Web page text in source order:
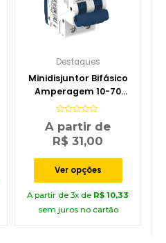
Destaques
Minidisjuntor Bifásico
Amperagem 10-70
Soprano
Avaliação
0
de
5
A partir de
R$ 31,00
Ver opções
A partir de 3x de R$ 10,33
sem juros no cartão